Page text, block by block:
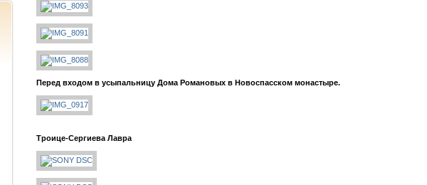
Перед входом в усыпальницу Дома Романовых в Новоспасском монастыре.
Троице-Сергиева Лавра